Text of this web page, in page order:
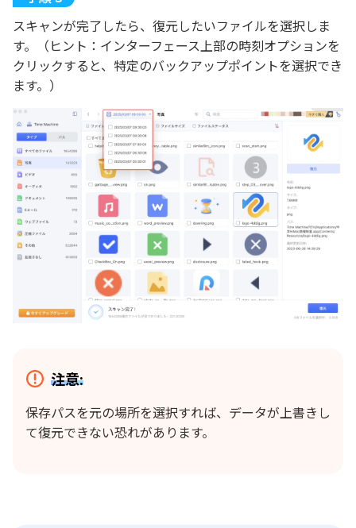
スキャンが完了したら、復元したいファイルを選択しま
す。（ヒント：インターフェース上部の時刻オプションを
クリックすると、特定のバックアップポイントを選択でき
ます。）
注意:
保存パスを元の場所を選択すれば、データが上書きし
て復元できない恐れがあります。